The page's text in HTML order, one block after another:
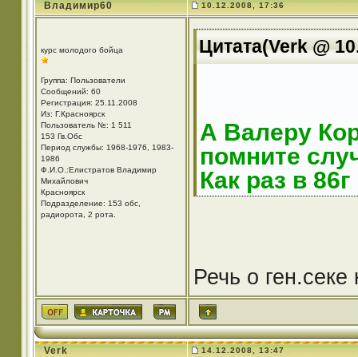
Владимир60 10.12.2008, 17:36
курс молодого бойца
Группа: Пользователи
Сообщений: 60
Регистрация: 25.11.2008
Из: Г.Красноярск
Пользователь №: 1 511
153 Гв.Обс
Период службы: 1968-1976, 1983-
1986
Ф.И.О.:Елистратов Владимир
Михайлович
Красноярск
Подразделение: 153 обс,
радиорота, 2 рота.
Цитата(Verk @
А Валеру
помните
Как раз в 86г
Речь о
Verk 14.12.2008, 13:47